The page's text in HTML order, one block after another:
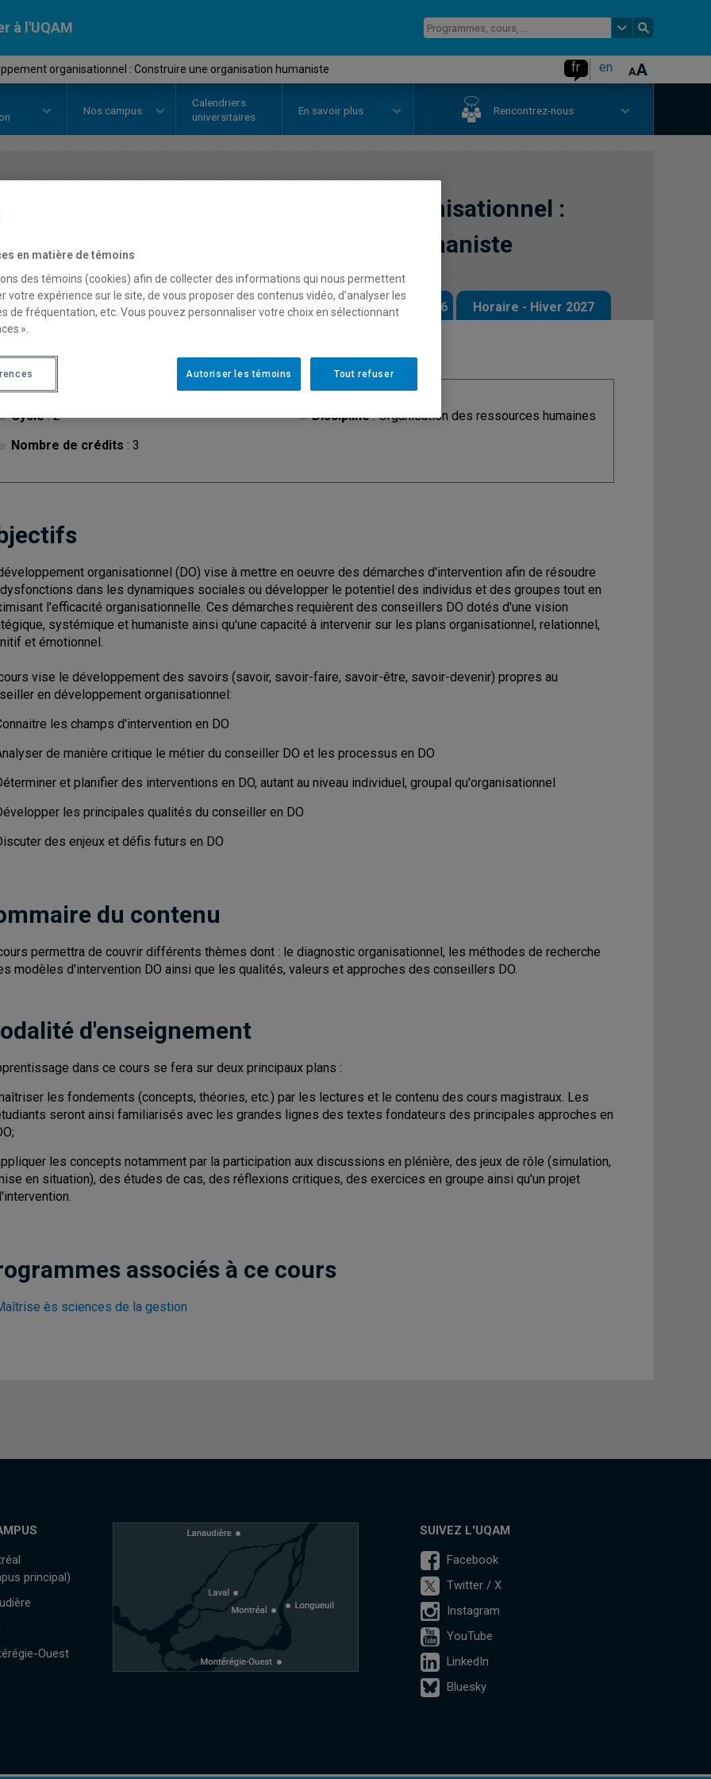
à l'UQAM
organisationnel : Construire une organisation humaniste fr en
Nos campus
Calendriers
universitaires
En savoir plus Rencontrez-nous
Développement organisationnel :
Construire une organisation humaniste
Description Horaire - Été 2026 Horaire - Automne 2026 Horaire - Hiver 2027
Cycle: 2
Nombre de crédits : 3
Discipline: Organisation des ressources humaines
organisationnel (DO) vise à mettre en oeuvre des démarches d'intervention afin de résoudre
dans les dynamiques sociales ou développer le potentiel des individus et des groupes tout en
l'efficacité organisationnelle. Ces démarches requièrent des conseillers DO dotés d'une vision
systémique et humaniste ainsi qu'une capacité à intervenir sur les plans organisationnel, relationnel,
et émotionnel.
vise le développement des savoirs (savoir, savoir-faire, savoir-être, savoir-devenir) propres au
en développement organisationnel:
les champs d'intervention en DO
de manière critique le métier du conseiller DO et les processus en DO
et planifier des interventions en DO, autant au niveau individuel, groupal qu'organisationnel
les principales qualités du conseiller en DO
des enjeux et défis futurs en DO
du contenu
permettra de couvrir différents thèmes dont : le diagnostic organisationnel, les méthodes de recherche
modèles d'intervention DO ainsi que les qualités, valeurs et approches des conseillers DO.
d'enseignement
dans ce cours se fera sur deux principaux plans :
les fondements (concepts, théories, etc.) par les lectures et le contenu des cours magistraux. Les
seront ainsi familiarisés avec les grandes lignes des textes fondateurs des principales approches en
les concepts notamment par la participation aux discussions en plénière, des jeux de rôle (simulation,
en situation), des études de cas, des réflexions critiques, des exercices en groupe ainsi qu'un projet
associés à ce cours
ès sciences de la gestion
principal)
Ouest
SUIVEZ L'UQAM
Facebook
Twitter / X
Instagram
YouTube
LinkedIn
Bluesky
en matière de témoins
des témoins (cookies) afin de collecter des informations qui nous permettent
votre expérience sur le site, de vous proposer des contenus vidéo, d’analyser les
de fréquentation, etc. Vous pouvez personnaliser votre choix en sélectionnant
».
Tout refuser
Autoriser les témoins